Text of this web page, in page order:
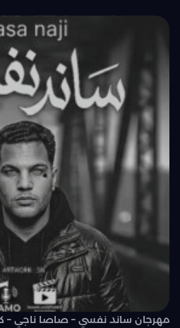
مهرجان ساند نفسي – صاصا ناجي –